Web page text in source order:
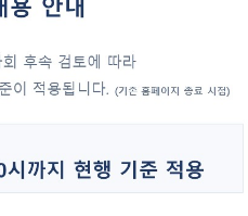
지방의 경우
나. 지역별 시행 일정
서울 1/24 · 1/31 · 3/14